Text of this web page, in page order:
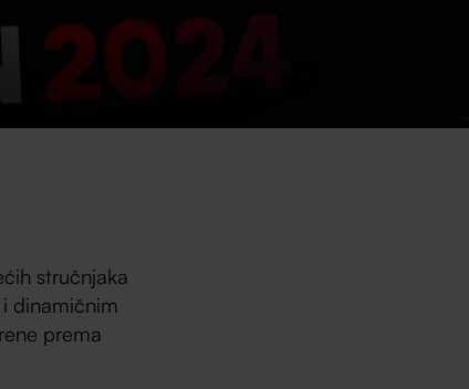
stručnjaka
dinamičnim
prema